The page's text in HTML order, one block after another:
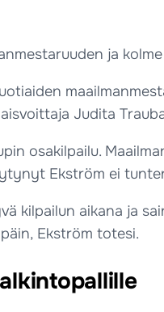
ja
Judita
osakilpailu.
Ekström ei
kilpailun aikana ja
Ekström totesi.